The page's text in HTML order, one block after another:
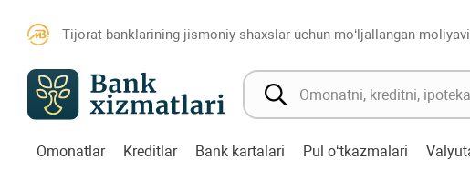
Tijorat banklarining jismoniy shaxslar uchun mo‘ljallangan
Omonatlar Kreditlar Bank kartalari Pul o‘tkazmalari